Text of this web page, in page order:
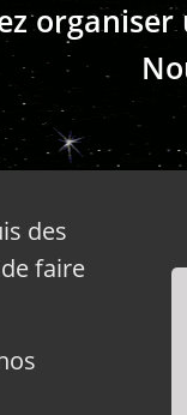
des
faire